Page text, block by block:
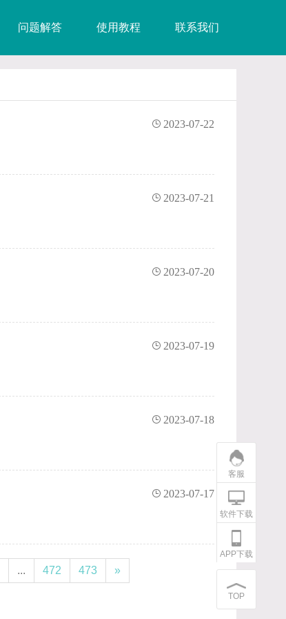
问题解答 使用教程 联系我们
2023-07-22
2023-07-21
2023-07-20
2023-07-19
2023-07-18
2023-07-17
... 472 473 »
客服
软件下载
APP下载
TOP